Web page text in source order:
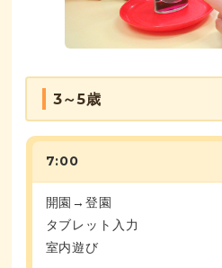
3～5歳
7:00
開園→登園
タブレット入力
室内遊び